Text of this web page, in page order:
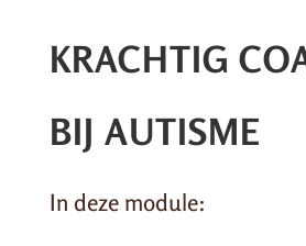
KRACHTIG
BIJ AUTISME
In deze module: